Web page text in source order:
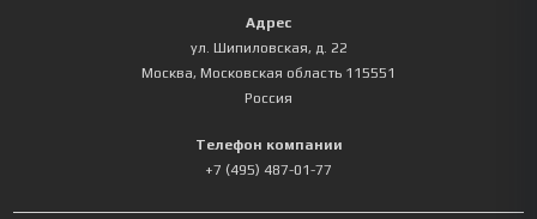
Адрес
ул. Шипиловская, д. 22
Москва, Московская область 115551
Россия
Телефон компании
+7 (495) 487-01-77